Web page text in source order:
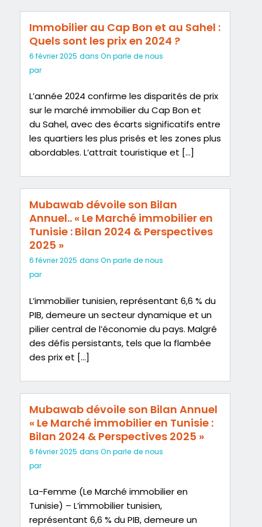
Immobilier au Cap Bon et au Sahel :
Quels sont les prix en 2024 ?
6 février 2025 dans On parle de nous
par
L’année 2024 confirme les disparités de prix
sur le marché immobilier du Cap Bon et
du Sahel, avec des écarts significatifs entre
les quartiers les plus prisés et les zones plus
abordables. L’attrait touristique et […]
Mubawab dévoile son Bilan
Annuel.. « Le Marché immobilier en
Tunisie : Bilan 2024 & Perspectives
2025 »
6 février 2025 dans On parle de nous
par
L’immobilier tunisien, représentant 6,6 % du
PIB, demeure un secteur dynamique et un
pilier central de l’économie du pays. Malgré
des défis persistants, tels que la flambée
des prix et […]
Mubawab dévoile son Bilan Annuel
« Le Marché immobilier en Tunisie :
Bilan 2024 & Perspectives 2025 »
6 février 2025 dans On parle de nous
par
La-Femme (Le Marché immobilier en
Tunisie) – L’immobilier tunisien,
représentant 6,6 % du PIB, demeure un